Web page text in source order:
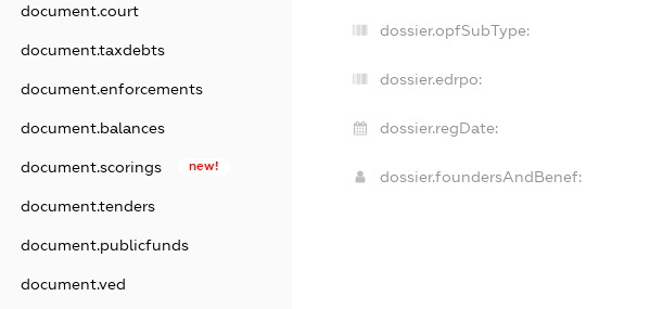
document.court
document.taxdebts
document.enforcements
document.balances
document.scorings new!
document.tenders
document.publicfunds
document.ved
dossier.opfSubType:
dossier.edrpo:
dossier.regDate:
dossier.foundersAndBenef: